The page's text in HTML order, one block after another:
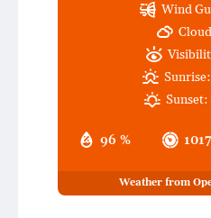
96 %
Wind
Sunrise:
Sunset:
Weather from